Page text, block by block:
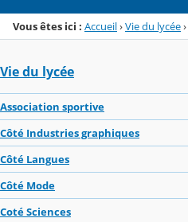
Vous êtes ici : Accueil›Vie du lycée›
Vie du lycée
Association sportive
Côté Industries graphiques
Côté Langues
Côté Mode
Coté Sciences